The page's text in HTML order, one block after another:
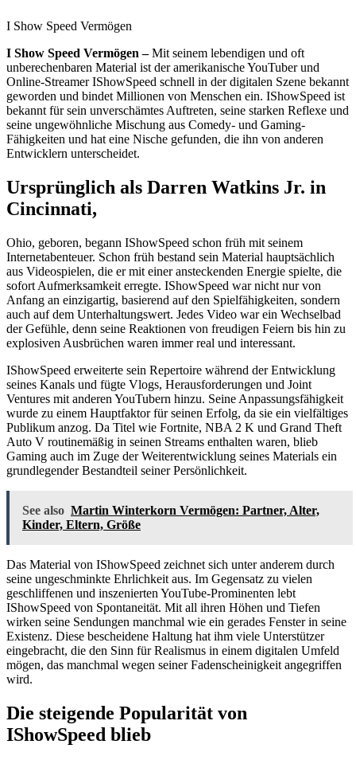
I Show Speed Vermögen
I Show Speed Vermögen –Mit seinem lebendigen und oft
unberechenbaren Material ist der amerikanische YouTuber und
Online-Streamer IShowSpeed schnell in der digitalen Szene bekannt
geworden und bindet Millionen von Menschen ein. IShowSpeed ist
bekannt für sein unverschämtes Auftreten, seine starken Reflexe und
seine ungewöhnliche Mischung aus Comedy- und Gaming-
Fähigkeiten und hat eine Nische gefunden, die ihn von anderen
Entwicklern unterscheidet.
Ursprünglich als Darren Watkins Jr. in
Cincinnati,
Ohio, geboren, begann IShowSpeed schon früh mit seinem
Internetabenteuer. Schon früh bestand sein Material hauptsächlich
aus Videospielen, die er mit einer ansteckenden Energie spielte, die
sofort Aufmerksamkeit erregte. IShowSpeed war nicht nur von
Anfang an einzigartig, basierend auf den Spielfähigkeiten, sondern
auch auf dem Unterhaltungswert. Jedes Video war ein Wechselbad
der Gefühle, denn seine Reaktionen von freudigen Feiern bis hin zu
explosiven Ausbrüchen waren immer real und interessant.
IShowSpeed erweiterte sein Repertoire während der Entwicklung
seines Kanals und fügte Vlogs, Herausforderungen und Joint
Ventures mit anderen YouTubern hinzu. Seine Anpassungsfähigkeit
wurde zu einem Hauptfaktor für seinen Erfolg, da sie ein vielfältiges
Publikum anzog. Da Titel wie Fortnite, NBA 2 K und Grand Theft
Auto V routinemäßig in seinen Streams enthalten waren, blieb
Gaming auch im Zuge der Weiterentwicklung seines Materials ein
grundlegender Bestandteil seiner Persönlichkeit.
See also Martin Winterkorn Vermögen: Partner, Alter,
Kinder, Eltern, Größe
Das Material von IShowSpeed zeichnet sich unter anderem durch
seine ungeschminkte Ehrlichkeit aus. Im Gegensatz zu vielen
geschliffenen und inszenierten YouTube-Prominenten lebt
IShowSpeed von Spontaneität. Mit all ihren Höhen und Tiefen
wirken seine Sendungen manchmal wie ein gerades Fenster in seine
Existenz. Diese bescheidene Haltung hat ihm viele Unterstützer
eingebracht, die den Sinn für Realismus in einem digitalen Umfeld
mögen, das manchmal wegen seiner Fadenscheinigkeit angegriffen
wird.
Die steigende Popularität von
IShowSpeed blieb